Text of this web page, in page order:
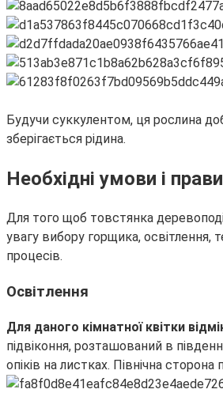
Будучи суккулентом, ця рослина
зберігається рідина.
Необхідні умови і
Для того щоб товстянка
увагу вибору горщика, освітлення,
процесів.
Освітлення
Для даного кімнатної квітки
підвіконня, розташований в
опіків на листках. Північна